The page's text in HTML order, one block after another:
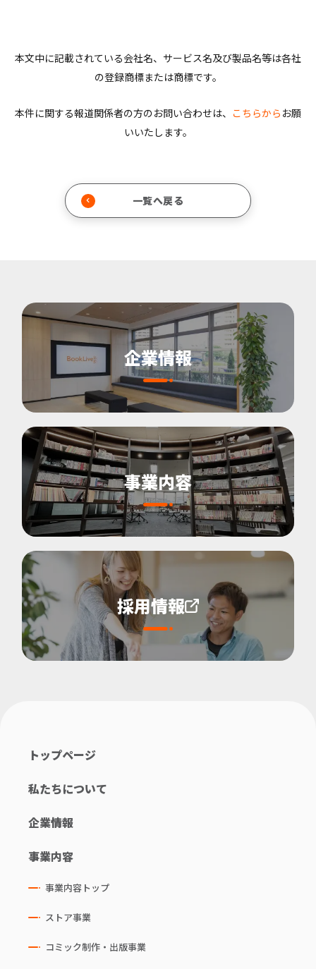
本文中に記載されている会社名、サービス名及び製品名等は各社
の登録商標または商標です。
本件に関する報道関係者の方のお問い合わせは、 こちらから お願
いいたします。
一覧へ戻る
企業情報
事業内容
採用情報
トップページ
私たちについて
企業情報
事業内容
事業内容トップ
ストア事業
コミック制作・出版事業